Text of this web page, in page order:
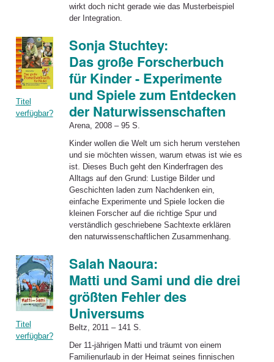
wirkt doch nicht gerade wie das Musterbeispiel
der Integration.
Titel
verfügbar?
Sonja Stuchtey:
Das große Forscherbuch
für Kinder - Experimente
und Spiele zum Entdecken
der Naturwissenschaften
Arena, 2008 – 95 S.
Kinder wollen die Welt um sich herum verstehen
und sie möchten wissen, warum etwas ist wie es
ist. Dieses Buch geht den Kinderfragen des
Alltags auf den Grund: Lustige Bilder und
Geschichten laden zum Nachdenken ein,
einfache Experimente und Spiele locken die
kleinen Forscher auf die richtige Spur und
verständlich geschriebene Sachtexte erklären
den naturwissenschaftlichen Zusammenhang.
Titel
verfügbar?
Salah Naoura:
Matti und Sami und die drei
größten Fehler des
Universums
Beltz, 2011 – 141 S.
Der 11-jährigen Matti und träumt von einem
Familienurlaub in der Heimat seines finnischen